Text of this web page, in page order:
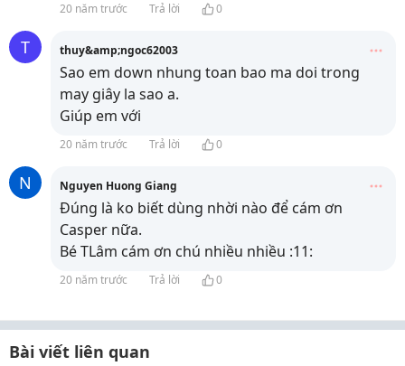
20 năm trước Trả lời 0
T thuy&amp;ngoc62003
Sao em down nhung toan bao ma doi trong
may giây la sao a.
Giúp em với
20 năm trước Trả lời 0
N Nguyen Huong Giang
Đúng là ko biết dùng nhời nào để cám ơn
Casper nữa.
Bé TLâm cám ơn chú nhiều nhiều :11:
20 năm trước Trả lời 0
Bài viết liên quan